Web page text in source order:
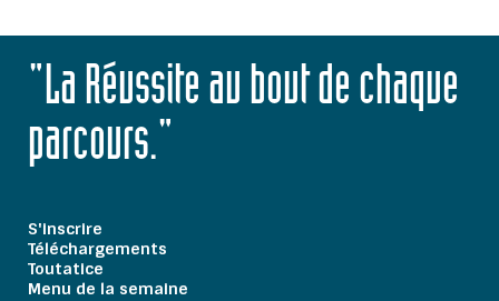
"La Réussite au bout de chaque
parcours."
S'inscrire
Téléchargements
Toutatice
Menu de la semaine